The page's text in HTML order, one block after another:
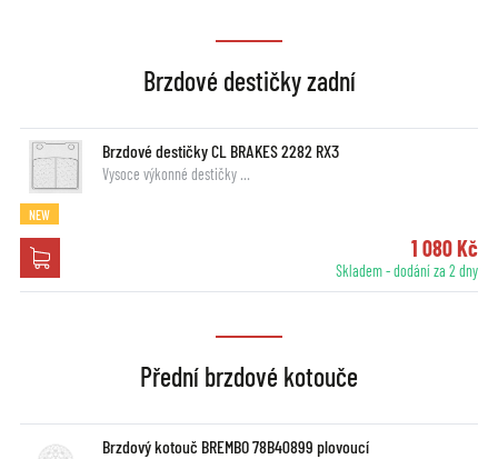
Brzdové destičky zadní
Brzdové destičky CL BRAKES 2282 RX3
Vysoce výkonné destičky …
NEW
1 080 Kč
Skladem - dodání za 2 dny
Přední brzdové kotouče
Brzdový kotouč BREMBO 78B40899 plovoucí